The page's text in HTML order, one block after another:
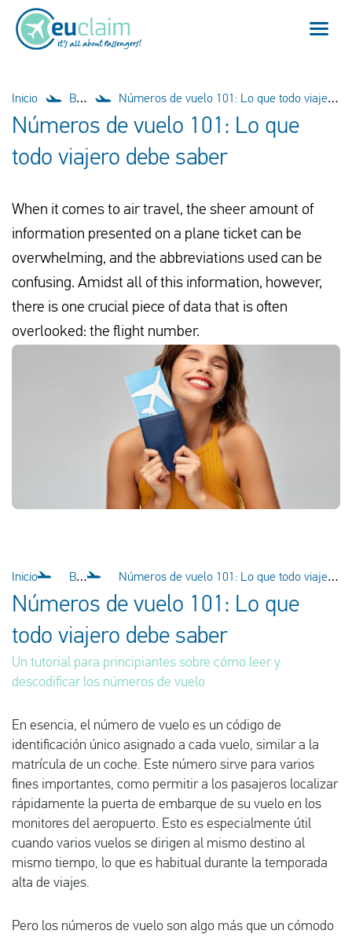
Comprobar la compensación
Póngase en contacto con
Vuelo cancelado
Embarque denegado
Nuestro servicio
Conectarse
Inicio Blog Números de vuelo 101: Lo que todo viajero debe saber
Números de vuelo 101: Lo que
todo viajero debe saber
When it comes to air travel, the sheer amount of
information presented on a plane ticket can be
overwhelming, and the abbreviations used can be
confusing. Amidst all of this information, however,
there is one crucial piece of data that is often
overlooked: the flight number.
Inicio Blog Números de vuelo 101: Lo que todo viajero debe saber
Números de vuelo 101: Lo que
todo viajero debe saber
Un tutorial para principiantes sobre cómo leer y
descodificar los números de vuelo
En esencia, el número de vuelo es un código de
identificación único asignado a cada vuelo, similar a la
matrícula de un coche. Este número sirve para varios
fines importantes, como permitir a los pasajeros localizar
rápidamente la puerta de embarque de su vuelo en los
monitores del aeropuerto. Esto es especialmente útil
cuando varios vuelos se dirigen al mismo destino al
mismo tiempo, lo que es habitual durante la temporada
alta de viajes.
Pero los números de vuelo son algo más que un cómodo